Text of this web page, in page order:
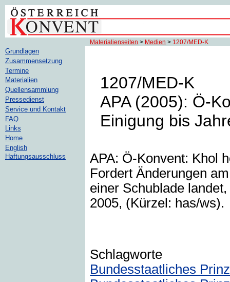
Materialienseiten > Medien > 1207/MED-K
1207/MED-K
APA (2005): Ö-
Einigung bis
APA: Ö-Konvent: Khol
Fordert Änderungen
einer Schublade
2005, (Kürzel: has/ws).
Schlagworte
Bundesstaatliches
Grundlagen
Zusammensetzung
Termine
Materialien
Quellensammlung
Pressedienst
Service und Kontakt
FAQ
Links
Home
English
Haftungsausschluss